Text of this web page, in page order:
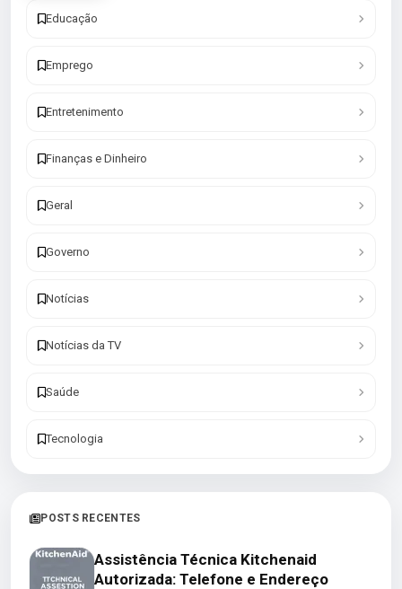
Educação
Emprego
Entretenimento
Finanças e Dinheiro
Geral
Governo
Notícias
Notícias da TV
Saúde
Tecnologia
POSTS RECENTES
Assistência Técnica Kitchenaid
Autorizada: Telefone e Endereço